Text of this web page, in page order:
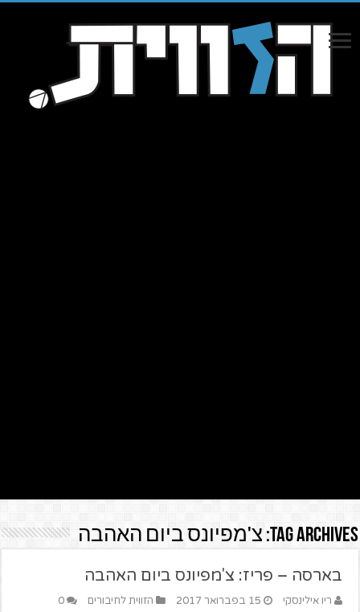
Tag Archives: צ'מפיונס ביום האהבה
בארסה – פריז: צ'מפיונס ביום האהבה
ריו אילינסקי 15 בפברואר 2017 הזווית לחיבורים 0